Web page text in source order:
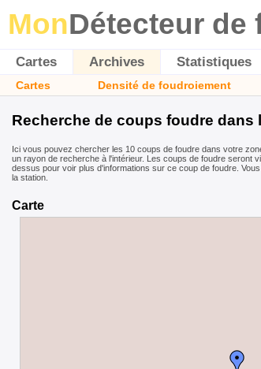
MonDétecteur de
Cartes Archives Statistiques
Cartes Densité de foudroiement
Recherche de coups foudre dans
Ici vous pouvez chercher les 10 coups de foudre dans votre
un rayon de recherche à l'intérieur. Les coups de foudre seront
dessus pour voir plus d'informations sur ce coup de foudre.
la station.
Carte